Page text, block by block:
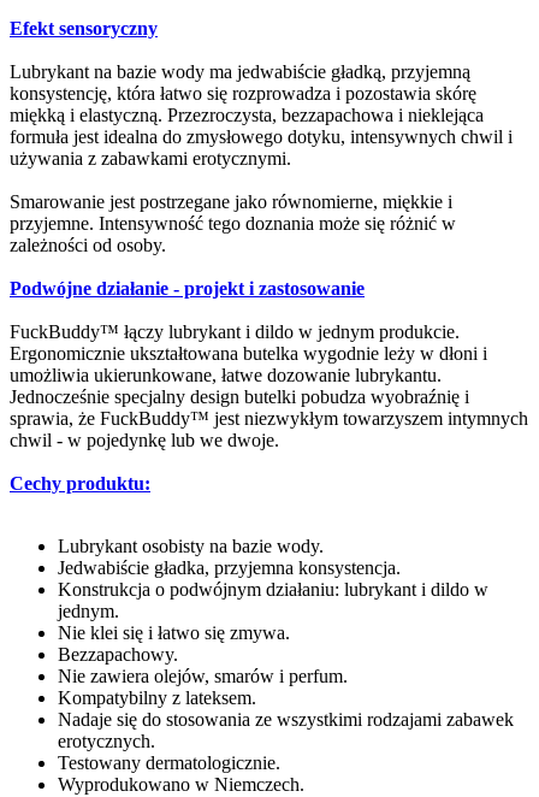
Efekt sensoryczny
Lubrykant na bazie wody ma jedwabiście gładką, przyjemną
konsystencję, która łatwo się rozprowadza i pozostawia skórę
miękką i elastyczną. Przezroczysta, bezzapachowa i nieklejąca
formuła jest idealna do zmysłowego dotyku, intensywnych chwil i
używania z zabawkami erotycznymi.
Smarowanie jest postrzegane jako równomierne, miękkie i
przyjemne. Intensywność tego doznania może się różnić w
zależności od osoby.
Podwójne działanie - projekt i zastosowanie
FuckBuddy™ łączy lubrykant i dildo w jednym produkcie.
Ergonomicznie ukształtowana butelka wygodnie leży w dłoni i
umożliwia ukierunkowane, łatwe dozowanie lubrykantu.
Jednocześnie specjalny design butelki pobudza wyobraźnię i
sprawia, że FuckBuddy™ jest niezwykłym towarzyszem intymnych
chwil - w pojedynkę lub we dwoje.
Cechy produktu:
Lubrykant osobisty na bazie wody.
Jedwabiście gładka, przyjemna konsystencja.
Konstrukcja o podwójnym działaniu: lubrykant i dildo w
jednym.
Nie klei się i łatwo się zmywa.
Bezzapachowy.
Nie zawiera olejów, smarów i perfum.
Kompatybilny z lateksem.
Nadaje się do stosowania ze wszystkimi rodzajami zabawek
erotycznych.
Testowany dermatologicznie.
Wyprodukowano w Niemczech.